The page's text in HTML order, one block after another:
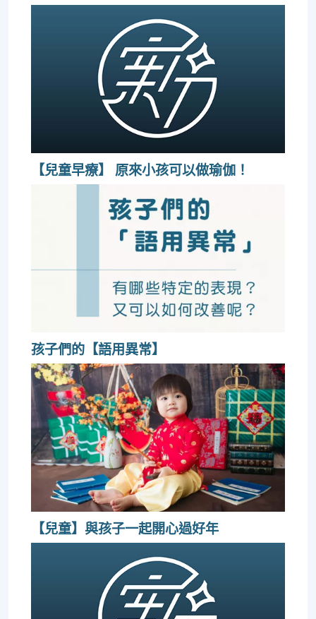
【兒童早療】 原來小孩可以做瑜伽！
孩子們的【語用異常】
【兒童】與孩子一起開心過好年